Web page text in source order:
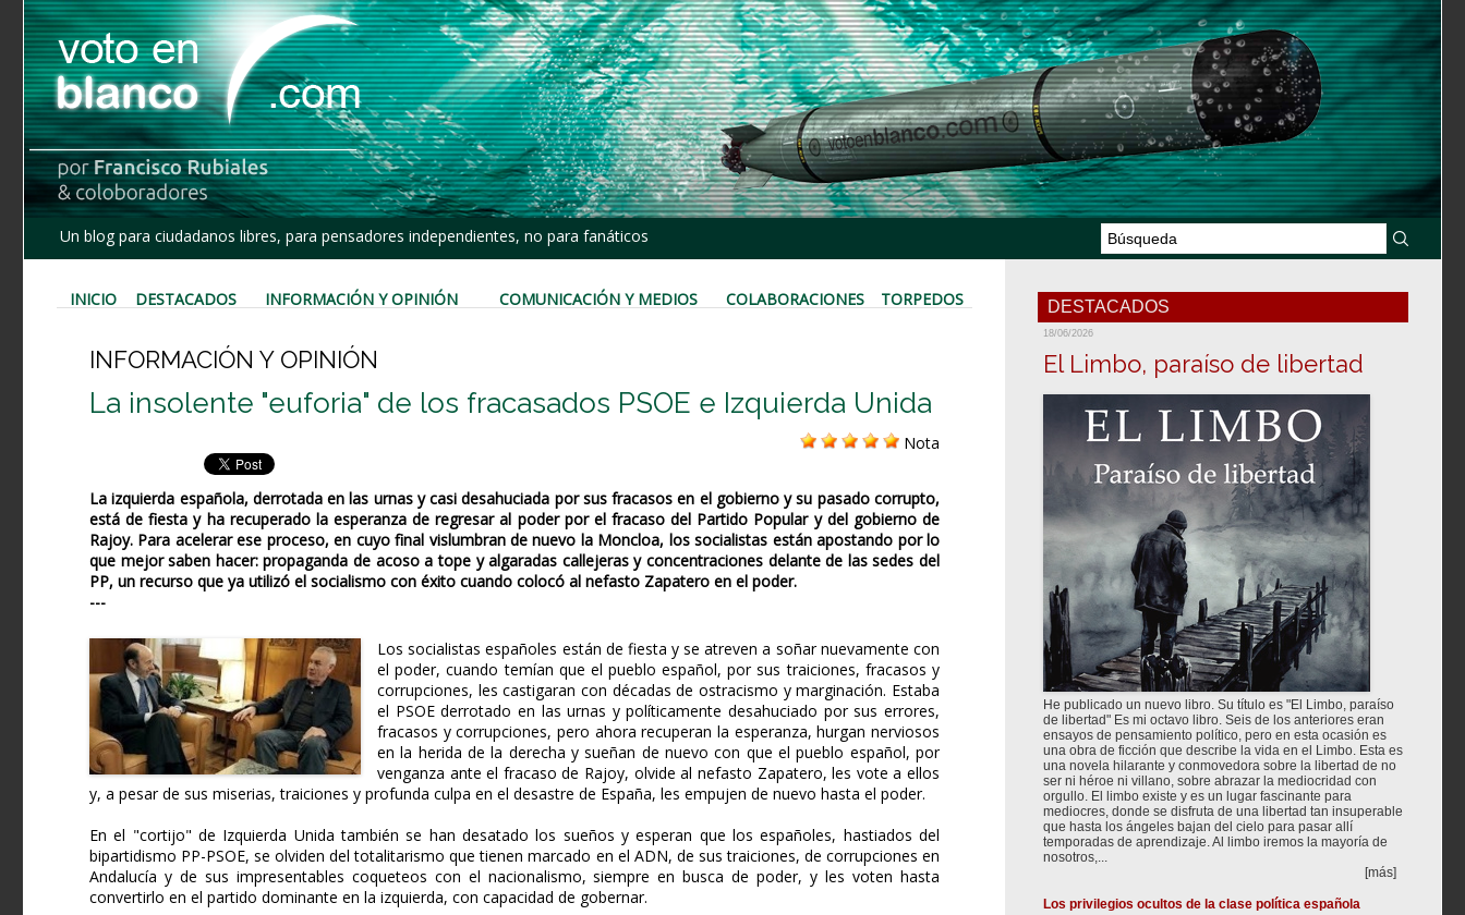
Un blog para ciudadanos libres, para pensadores independientes, no para fanáticos
INICIO DESTACADOS INFORMACIÓN Y OPINIÓN COMUNICACIÓN Y MEDIOS COLABORACIONES TORPEDOS
INFORMACIÓN Y OPINIÓN
La insolente "euforia" de los fracasados PSOE e Izquierda Unida
Nota
La izquierda española, derrotada en las urnas y casi desahuciada por sus fracasos en el gobierno y su pasado corrupto,
está de fiesta y ha recuperado la esperanza de regresar al poder por el fracaso del Partido Popular y del gobierno de
Rajoy. Para acelerar ese proceso, en cuyo final vislumbran de nuevo la Moncloa, los socialistas están apostando por lo
que mejor saben hacer: propaganda de acoso a tope y algaradas callejeras y concentraciones delante de las sedes del
PP, un recurso que ya utilizó el socialismo con éxito cuando colocó al nefasto Zapatero en el poder.
---
Los socialistas españoles están de fiesta y se atreven a soñar nuevamente con
el poder, cuando temían que el pueblo español, por sus traiciones, fracasos y
corrupciones, les castigaran con décadas de ostracismo y marginación. Estaba
el PSOE derrotado en las urnas y políticamente desahuciado por sus errores,
fracasos y corrupciones, pero ahora recuperan la esperanza, hurgan nerviosos
en la herida de la derecha y sueñan de nuevo con que el pueblo español, por
venganza ante el fracaso de Rajoy, olvide al nefasto Zapatero, les vote a ellos
y, a pesar de sus miserias, traiciones y profunda culpa en el desastre de España, les empujen de nuevo hasta el poder.
En el "cortijo" de Izquierda Unida también se han desatado los sueños y esperan que los españoles, hastiados del
bipartidismo PP-PSOE, se olviden del totalitarismo que tienen marcado en el ADN, de sus traiciones, de corrupciones en
Andalucía y de sus impresentables coqueteos con el nacionalismo, siempre en busca de poder, y les voten hasta
convertirlo en el partido dominante en la izquierda, con capacidad de gobernar.
DESTACADOS
18/06/2026
El Limbo, paraíso de libertad
He publicado un nuevo libro. Su título es "El Limbo, paraíso
de libertad" Es mi octavo libro. Seis de los anteriores eran
ensayos de pensamiento político, pero en esta ocasión es
una obra de ficción que describe la vida en el Limbo. Esta es
una novela hilarante y conmovedora sobre la libertad de no
ser ni héroe ni villano, sobre abrazar la mediocridad con
orgullo. El limbo existe y es un lugar fascinante para
mediocres, donde se disfruta de una libertad tan insuperable
que hasta los ángeles bajan del cielo para pasar allí
temporadas de aprendizaje. Al limbo iremos la mayoría de
nosotros,...
[más]
Los privilegios ocultos de la clase política española